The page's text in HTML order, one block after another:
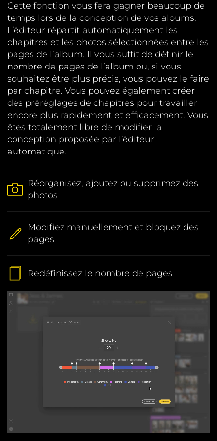
Cette fonction vous fera gagner beaucoup de
temps lors de la conception de vos albums.
L’éditeur répartit automatiquement les
chapitres et les photos sélectionnées entre les
pages de l’album. Il vous suffit de définir le
nombre de pages de l’album ou, si vous
souhaitez être plus précis, vous pouvez le faire
par chapitre. Vous pouvez également créer
des préréglages de chapitres pour travailler
encore plus rapidement et efficacement. Vous
êtes totalement libre de modifier la
conception proposée par l’éditeur
automatique.
Réorganisez, ajoutez ou supprimez des
photos
Modifiez manuellement et bloquez des
pages
Redéfinissez le nombre de pages